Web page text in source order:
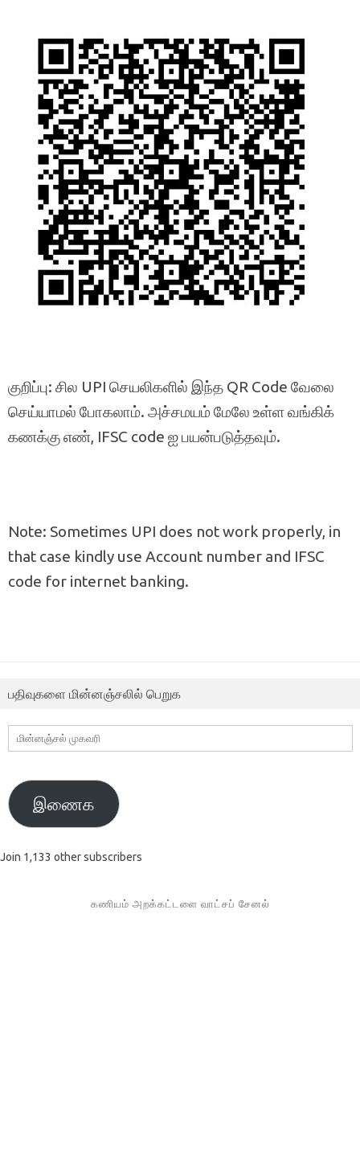
குறிப்பு: சில UPI செயலிகளில் இந்த QR Code வேலை
செய்யாமல் போகலாம். அச்சமயம் மேலே உள்ள வங்கிக்
கணக்கு எண், IFSC code ஐ பயன்படுத்தவும்.
Note: Sometimes UPI does not work properly, in
that case kindly use Account number and IFSC
code for internet banking.
பதிவுகளை மின்னஞ்சலில் பெறுக
மின்னஞ்சல்
முகவரி
இணைக
Join 1,133 other subscribers
கணியம் அறக்கட்டளை வாட்சப் சேனல்